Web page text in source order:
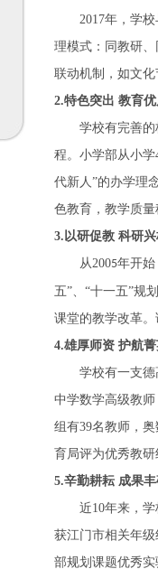
2017年，学
理模式：同教研
联动机制，如文
2.特色突出 教育
学校有完善
程。小学部从小学
代新人”的办学理
色教育，教学质量
3.以研促教 科研
从2005年开
五”、 “十一五”规
课堂的教学改革。
4.雄厚师资 护航
学校有一支
中学数学高级教师
组有39名教师，
育局评为优秀教
5.辛勤耕耘 成果丰
近10年来，
获江门市相关年
部规划课题优秀